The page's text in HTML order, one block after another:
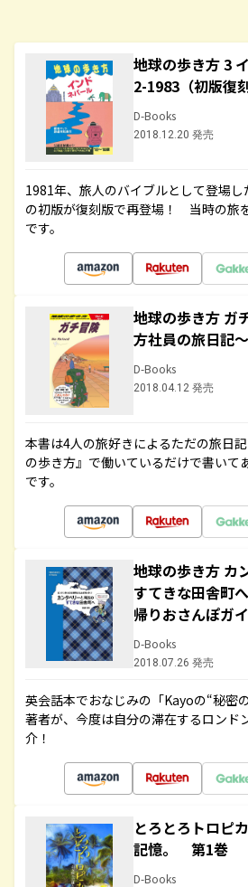
地球の歩き方 3
2-1983（初版復刻
D-Books
2018.12.20 発売
1981年、旅人のバイブルとして登場
の初版が復刻版で再登場！ 当時の旅
です。
地球の歩き方 ガ
方社員の旅日記～
D-Books
2018.04.12 発売
本書は4人の旅好きによるただの旅日
の歩き方』で働いているだけで書いて
です。
地球の歩き方 カ
すてきな田舎町
帰りおさんぽガ
D-Books
2018.07.26 発売
英会話本でおなじみの「Kayoの“秘密
著者が、今度は自分の滞在するロンド
介！
とろとろトロピ
記憶。 第1巻
D-Books